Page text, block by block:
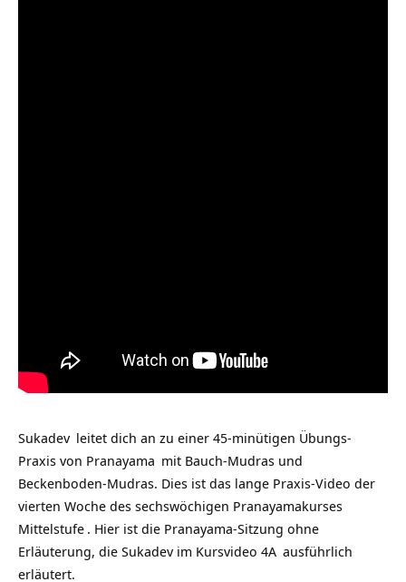
Sukadev leitet dich an zu einer 45-minütigen Übungs-
Praxis von Pranayama mit Bauch-Mudras und
Beckenboden-Mudras. Dies ist das lange Praxis-Video der
vierten Woche des sechswöchigen Pranayamakurses
Mittelstufe . Hier ist die Pranayama-Sitzung ohne
Erläuterung, die Sukadev im Kursvideo 4A ausführlich
erläutert.